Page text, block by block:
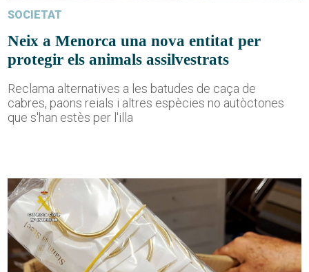
SOCIETAT
Neix a Menorca una nova entitat per
protegir els animals assilvestrats
Reclama alternatives a les batudes de caça de
cabres, paons reials i altres espècies no autòctones
que s'han estès per l'illa